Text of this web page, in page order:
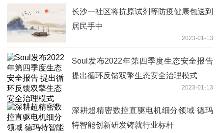
长沙一社区将抗原试剂等防疫健康包送到
居民手中
2023-01-13
Soul发布2022年第四季度生态安全报告
提出循环反馈双擎生态安全治理模式
2023-01-13
深耕超精密数控直驱电机细分领域 德玛
特智能创新研发铸就行业标杆